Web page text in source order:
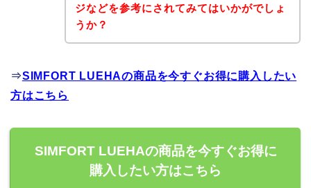
ジなどを参考にされてみてはいかがでしょ
うか？
⇒SIMFORT LUEHAの商品を今すぐお得に購入したい
方はこちら
SIMFORT LUEHAの商品を今すぐお得に
購入したい方はこちら